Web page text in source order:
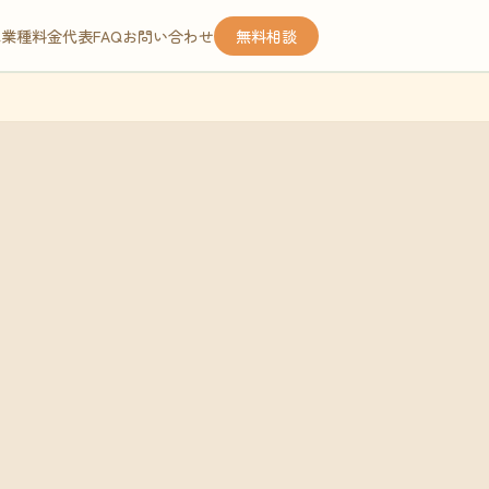
種料金代表FAQお問い合わせ 無料相談